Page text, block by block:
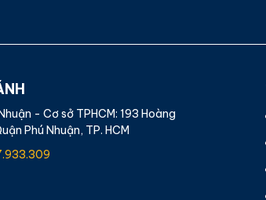
- Cơ sở TPHCM: 193 Hoàng
Phú Nhuận, TP. HCM